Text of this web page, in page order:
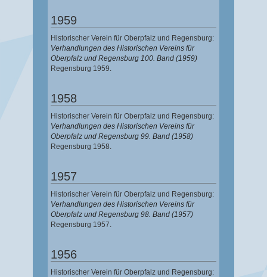
1959
Historischer Verein für Oberpfalz und Regensburg:
Verhandlungen des Historischen Vereins für
Oberpfalz und Regensburg 100. Band (1959)
Regensburg 1959.
1958
Historischer Verein für Oberpfalz und Regensburg:
Verhandlungen des Historischen Vereins für
Oberpfalz und Regensburg 99. Band (1958)
Regensburg 1958.
1957
Historischer Verein für Oberpfalz und Regensburg:
Verhandlungen des Historischen Vereins für
Oberpfalz und Regensburg 98. Band (1957)
Regensburg 1957.
1956
Historischer Verein für Oberpfalz und Regensburg: